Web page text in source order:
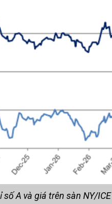
A và giá trên sàn NY/ICE